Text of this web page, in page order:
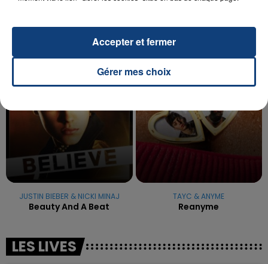
excuses.
TITRES DIFFUSÉS
JUSTIN BIEBER & NICKI MINAJ
Beauty And A Beat
12h45
12h45
TAYC & ANYME
Reanyme
LES LIVES
Gérer mes choix
Accepter et fermer